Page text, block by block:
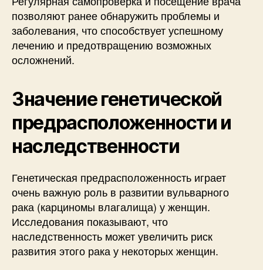
позволяют ранее обнаружить проблемы и
заболевания, что способствует успешному
лечению и предотвращению возможных
осложнений.
Значение генетической
предрасположенности и
наследственности
Генетическая предрасположенность играет
очень важную роль в развитии вульварного
рака (карциномы влагалища) у женщин.
Исследования показывают, что
наследственность может увеличить риск
развития этого рака у некоторых женщин.